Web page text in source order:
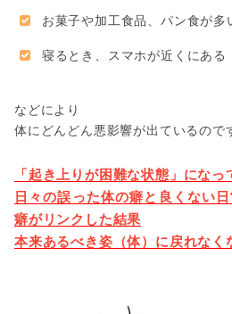
お菓子や加工食品、パン食が多
寝るとき、スマホが近くにある
などにより
体にどんどん悪影響が出ているので
「起き上りが困難な状態」にな
日々の誤った体の癖と良くない
癖がリンクした結果
本来あるべき姿（体）に戻れなく